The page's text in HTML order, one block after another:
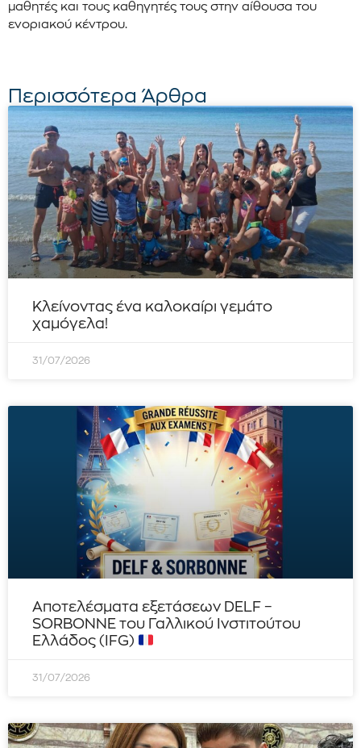
μαθητές και τους καθηγητές τους στην αίθουσα του
ενοριακού κέντρου.
Περισσότερα Άρθρα
Κλείνοντας ένα καλοκαίρι γεμάτο
χαμόγελα!
31/07/2026
Αποτελέσματα εξετάσεων DELF –
SORBONNE του Γαλλικού Ινστιτούτου
Ελλάδος (IFG)
31/07/2026